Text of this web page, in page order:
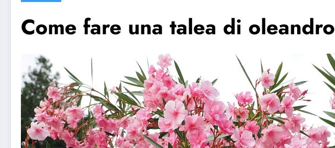
Come fare una talea di oleandro